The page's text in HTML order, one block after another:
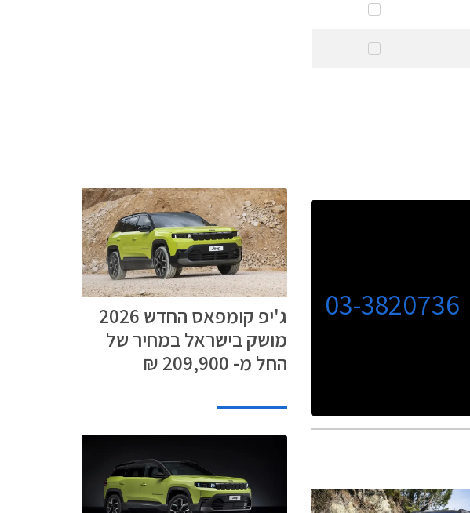
03-3820736
ג'יפ קומפאס החדש 2026
מושק בישראל במחיר של
החל מ- 209,900 ₪